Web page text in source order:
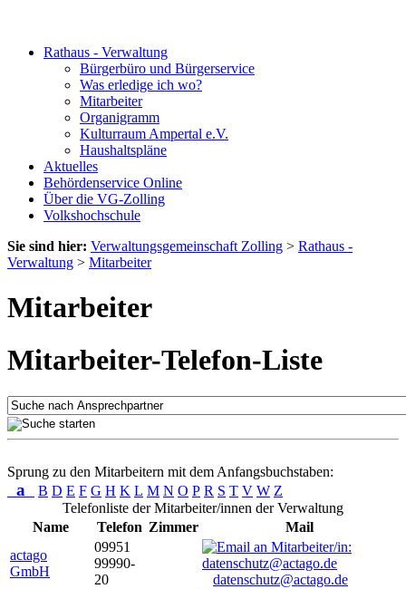
Rathaus - Verwaltung
Bürgerbüro und Bürgerservice
Was erledige ich wo?
Mitarbeiter
Organigramm
Kulturraum Ampertal e.V.
Haushaltspläne
Aktuelles
Behördenservice Online
Über die VG-Zolling
Volkshochschule
Sie sind hier: Verwaltungsgemeinschaft Zolling > Rathaus -
Verwaltung > Mitarbeiter
Mitarbeiter
Mitarbeiter-Telefon-Liste
Sprung zu den Mitarbeitern mit dem Anfangsbuchstaben:
a B D E F G H K L M N O P R S T V W Z
Telefonliste der Mitarbeiter/innen der Verwaltung
Name
Telefon Zimmer
Mail
actago
GmbH
09951
99990-
20
datenschutz@actago.de